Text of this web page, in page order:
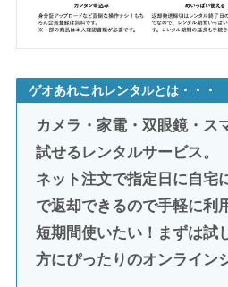
ゲオあれこれレンタルとは・・・
カメラ・家電・双眼鏡・ス
試せるレンタルサービス。
ネット注文で指定日に自宅
で返却できるので手軽に利
短期間使いたい！まずは試
方にぴったりのオンライン